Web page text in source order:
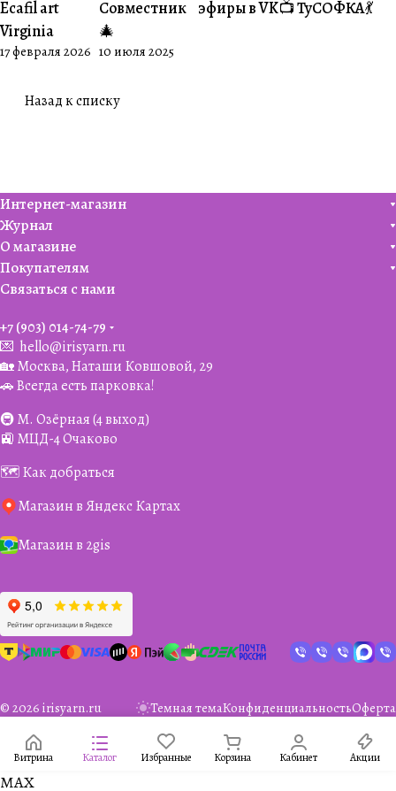
Ecafil art
Virginia
17 февраля 2026
Совместник
🎄
10 июля 2025
эфиры в VK📺ТуСОФКА💃
Назад к списку
Интернет-магазин
Журнал
О магазине
Покупателям
Связаться с нами
+7 (903) 014-74-79‬
💌 hello@irisyarn.ru
🏡 Москва, Наташи Ковшовой, 29
🚗 Всегда есть парковка!
🚇 М. Озёрная (4 выход)
🚉 МЦД-4 Очаково
🗺️ Как добраться
Магазин в Яндекс Картах
Магазин в 2gis
© 2026 irisyarn.ru Темная темаКонфиденциальностьОферта
Витрина Каталог Избранные Корзина Кабинет Акции
MAX